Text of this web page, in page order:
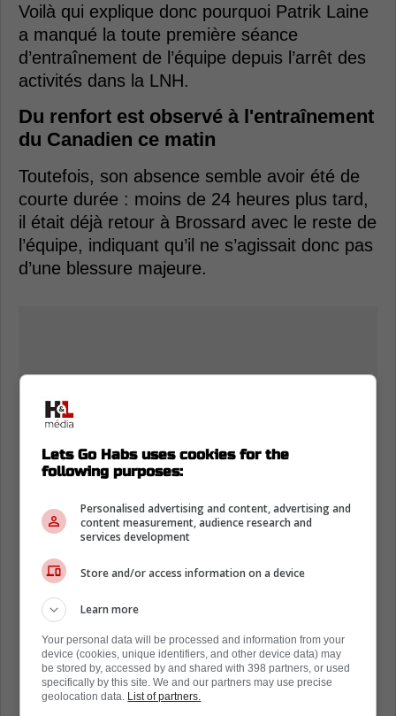
Voilà qui explique donc pourquoi Patrik Laine
a manqué la toute première séance
d’entraînement de l’équipe depuis l’arrêt des
activités dans la LNH.
Du renfort est observé à l'entraînement
du Canadien ce matin
Toutefois, son absence semble avoir été de
courte durée : moins de 24 heures plus tard,
il était déjà retour à Brossard avec le reste de
l’équipe, indiquant qu’il ne s’agissait donc pas
d’une blessure majeure.
Lets Go Habs uses cookies for the
following purposes:
Personalised advertising and content, advertising and
content measurement, audience research and
services development
Store and/or access information on a device
Learn more
Your personal data will be processed and information from your
device (cookies, unique identifiers, and other device data) may
be stored by, accessed by and shared with 398 partners, or used
specifically by this site. We and our partners may use precise
geolocation data. List of partners.